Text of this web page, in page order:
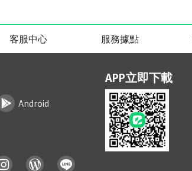
客服中心 服務據點
Android
APP立即下載